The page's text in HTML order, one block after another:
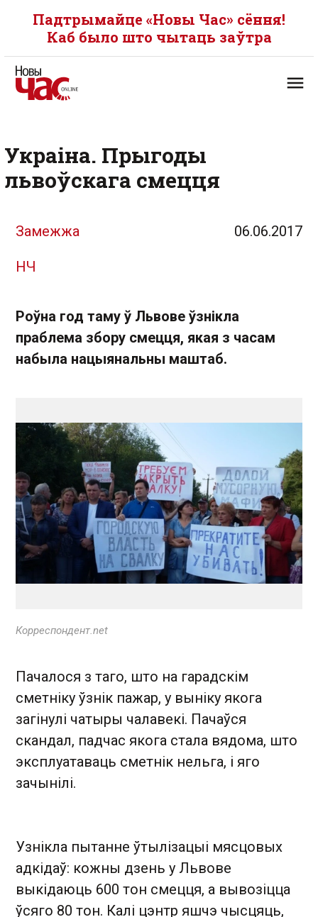
Падтрымайце «Новы Час» сёння!
Каб было што чытаць заўтра
Украіна. Прыгоды
львоўскага смецця
Замежжа 06.06.2017
НЧ
Роўна год таму ў Львове ўзнікла
праблема збору смецця, якая з часам
набыла нацыянальны маштаб.
Корреспондент.net
Пачалося з таго, што на гарадскім
сметніку ўзнік пажар, у выніку якога
загінулі чатыры чалавекі. Пачаўся
скандал, падчас якога стала вядома, што
эксплуатаваць сметнік нельга, і яго
зачынілі.
Узнікла пытанне ўтылізацыі мясцовых
адкідаў: кожны дзень у Львове
выкідаюць 600 тон смецця, а вывозіцца
ўсяго 80 тон. Калі цэнтр яшчэ чысцяць,